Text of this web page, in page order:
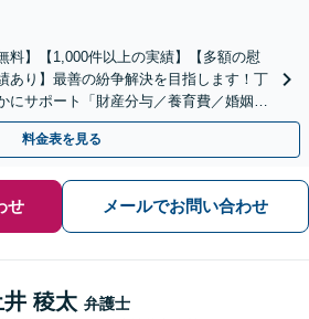
料】【1,000件以上の実績】【多額の慰
あり】最善の紛争解決を目指します！丁
サポート「財産分与／養育費／婚姻費
慰謝料請求ほか
料金表を見る
せ メールでお問い合わせ
井 稜太 弁護士